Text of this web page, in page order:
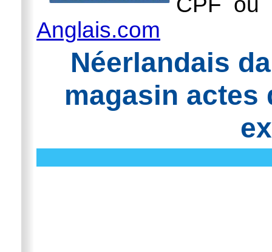
Anglais.com
Néerlandais
magasin actes